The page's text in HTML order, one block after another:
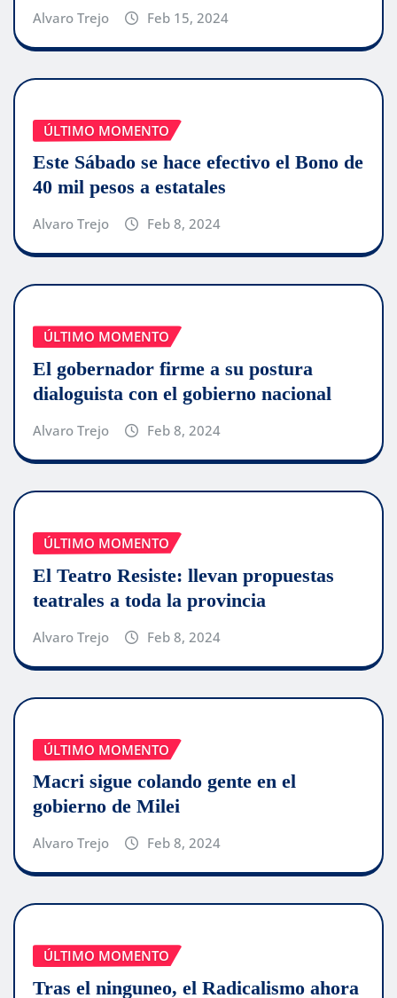
Alvaro Trejo Feb 15, 2024
ÚLTIMO MOMENTO
Este Sábado se hace efectivo el Bono de
40 mil pesos a estatales
Alvaro Trejo Feb 8, 2024
ÚLTIMO MOMENTO
El gobernador firme a su postura
dialoguista con el gobierno nacional
Alvaro Trejo Feb 8, 2024
ÚLTIMO MOMENTO
El Teatro Resiste: llevan propuestas
teatrales a toda la provincia
Alvaro Trejo Feb 8, 2024
ÚLTIMO MOMENTO
Macri sigue colando gente en el
gobierno de Milei
Alvaro Trejo Feb 8, 2024
ÚLTIMO MOMENTO
Tras el ninguneo, el Radicalismo ahora